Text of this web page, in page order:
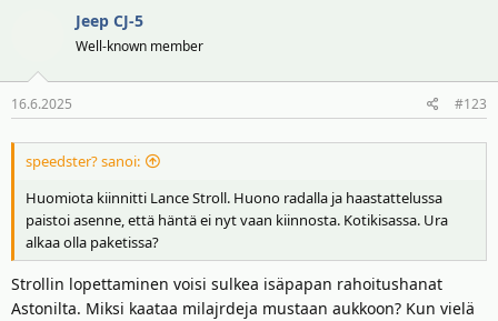
Jeep CJ-5
Well-known member
16.6.2025 #123
speedster? sanoi:
Huomiota kiinnitti Lance Stroll. Huono radalla ja haastattelussa
paistoi asenne, että häntä ei nyt vaan kiinnosta. Kotikisassa. Ura
alkaa olla paketissa?
Strollin lopettaminen voisi sulkea isäpapan rahoitushanat
Astonilta. Miksi kaataa milajrdeja mustaan aukkoon? Kun vielä